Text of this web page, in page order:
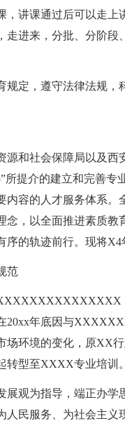
，讲课通过后可以走上
走进来，分批、分阶
规定，遵守法律法规
源和社会保障局以及
所提介的建立和完善专
容的人才服务体系。
念，以全面推进素质
的轨迹前行。现将X4
范
20xx年底因与
场环境的变化，原XX
转型至XXXX专业培训。
展观为指导，端正办
民服务、为社会主义